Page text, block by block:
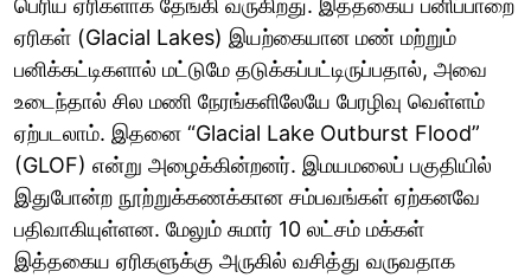
ஏரிகள் (Glacial Lakes) இயற்கையான மண் மற்றும்
பனிக்கட்டிகளால் மட்டுமே தடுக்கப்பட்டிருப்பதால், அவை
உடைந்தால் சில மணி நேரங்களிலேயே பேரழிவு வெள்ளம்
ஏற்படலாம். இதனை “Glacial Lake Outburst Flood”
(GLOF) என்று அழைக்கின்றனர். இமயமலைப் பகுதியில்
இதுபோன்ற நூற்றுக்கணக்கான சம்பவங்கள் ஏற்கனவே
பதிவாகியுள்ளன. மேலும் சுமார் 10 லட்சம் மக்கள்
இத்தகைய ஏரிகளுக்கு அருகில் வசித்து வருவதாக